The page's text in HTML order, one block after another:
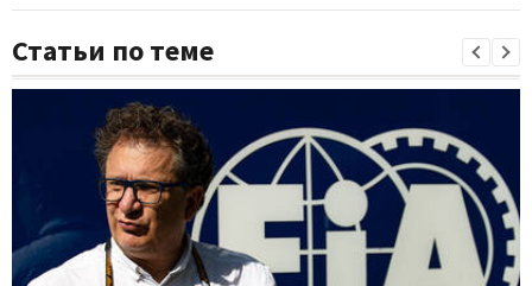
Статьи по теме